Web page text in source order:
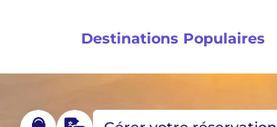
Destinations Populaires